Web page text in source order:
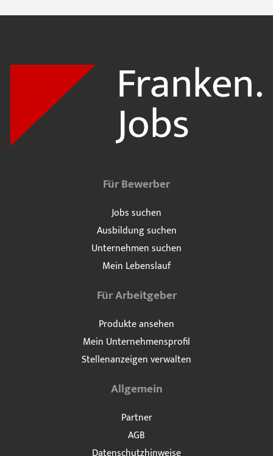
Für Bewerber
Jobs suchen
Ausbildung suchen
Unternehmen suchen
Mein Lebenslauf
Für Arbeitgeber
Produkte ansehen
Mein Unternehmensprofil
Stellenanzeigen verwalten
Allgemein
Partner
AGB